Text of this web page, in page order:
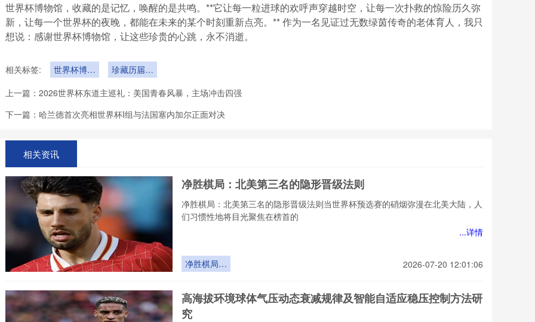
世界杯博物馆，收藏的是记忆，唤醒的是共鸣。**它让每一粒进球的欢呼声穿越时空，让每一次扑救的惊险历久弥
新，让每一个世界杯的夜晚，都能在未来的某个时刻重新点亮。** 作为一名见证过无数绿茵传奇的老体育人，我只
想说：感谢世界杯博物馆，让这些珍贵的心跳，永不消逝。
相关标签:
世界杯博物
珍藏历届经
上一篇： 2026世界杯东道主巡礼：美国青春风暴，主场冲击四强
下一篇： 哈兰德首次亮相世界杯I组与法国塞内加尔正面对决
相关资讯
净胜棋局：北美第三名的隐形晋级法则
净胜棋局：北美第三名的隐形晋级法则当世界杯预选赛的硝烟弥漫在北美大陆，人
们习惯性地将目光聚焦在榜首的
...详情
净胜棋局：
法则
2026-07-20 12:01:06
高海拔环境球体气压动态衰减规律及智能自适应稳压控制方法研
究